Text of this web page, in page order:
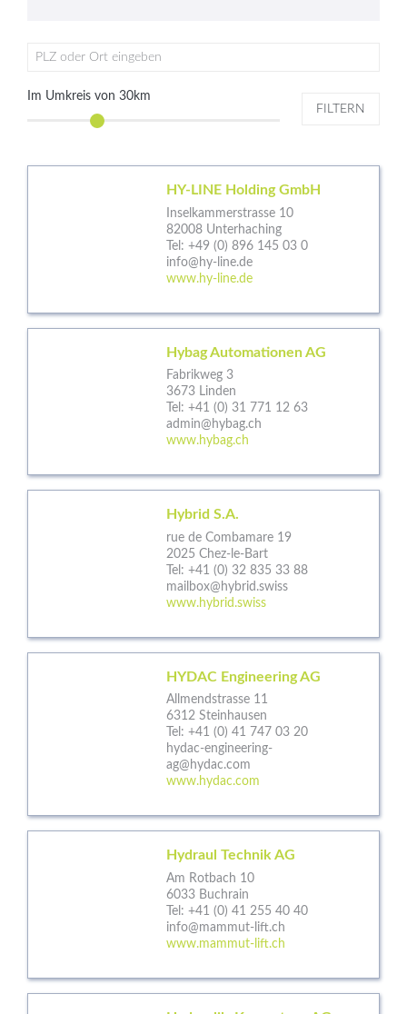
PLZ oder Ort eingeben
Im Umkreis von 30km
FILTERN
HY-LINE Holding GmbH
Inselkammerstrasse 10
82008 Unterhaching
Tel: +49 (0) 896 145 03 0
info@hy-line.de
www.hy-line.de
Hybag Automationen AG
Fabrikweg 3
3673 Linden
Tel: +41 (0) 31 771 12 63
admin@hybag.ch
www.hybag.ch
Hybrid S.A.
rue de Combamare 19
2025 Chez-le-Bart
Tel: +41 (0) 32 835 33 88
mailbox@hybrid.swiss
www.hybrid.swiss
HYDAC Engineering AG
Allmendstrasse 11
6312 Steinhausen
Tel: +41 (0) 41 747 03 20
hydac-engineering-
ag@hydac.com
www.hydac.com
Hydraul Technik AG
Am Rotbach 10
6033 Buchrain
Tel: +41 (0) 41 255 40 40
info@mammut-lift.ch
www.mammut-lift.ch